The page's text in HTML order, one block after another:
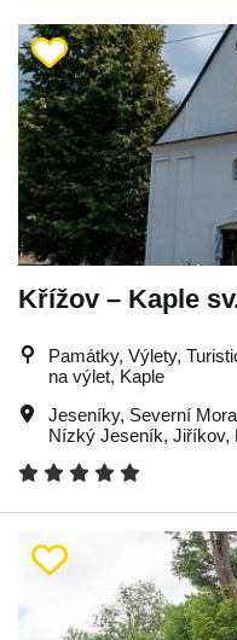
Křížov – Kaple
Památky, Výlety,
na výlet, Kaple
Jeseníky, Severní
Nízký Jeseník, Jiříkov,